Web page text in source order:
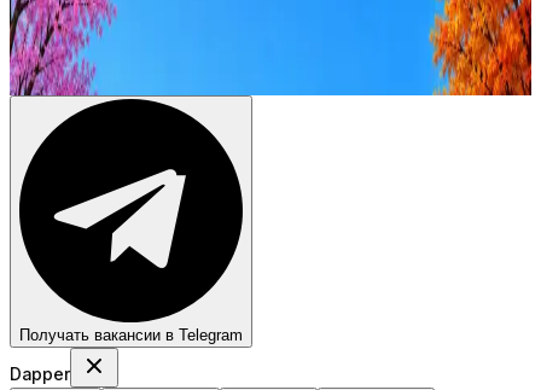
AI генерация сопроводительных писем
Получать вакансии в Telegram
Dapper